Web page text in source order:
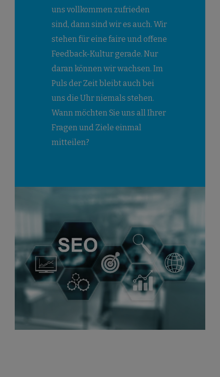
uns vollkommen zufrieden
sind, dann sind wir es auch. Wir
stehen für eine faire und offene
Feedback-Kultur gerade. Nur
daran können wir wachsen. Im
Puls der Zeit bleibt auch bei
uns die Uhr niemals stehen.
Wann möchten Sie uns all Ihrer
Fragen und Ziele einmal
mitteilen?